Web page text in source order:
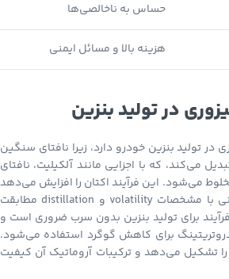
حساس به ناخالصی‌ها
هزینه بالا و مسائل ایمنی
در تولید بنزین
در تولید بنزین خودرو دارد، زیرا نافتای سنگین
می‌کند، که با اجزایی مانند آلکیلیت، نافتای
می‌شود. این فرآیند اکتان را افزایش می‌دهد
تا بنزین تابستانی و زمستانی با مشخصات volatility و distillation مطابقت
برای تولید بنزین بدون سرب ضروری است و
برای کاهش گوگرد استفاده می‌شود.
بنزین را تشکیل می‌دهد و ترکیبات آروماتیک آن کیفیت